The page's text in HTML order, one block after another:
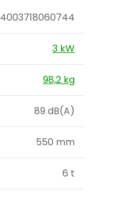
4003718060744
3 kW
98,2 kg
89 dB(A)
550 mm
6 t